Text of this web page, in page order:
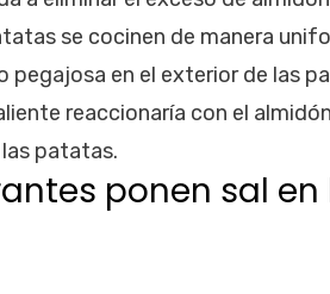
se cocinen de manera
en el exterior de las
reaccionaría con el
patatas.
ponen sal en